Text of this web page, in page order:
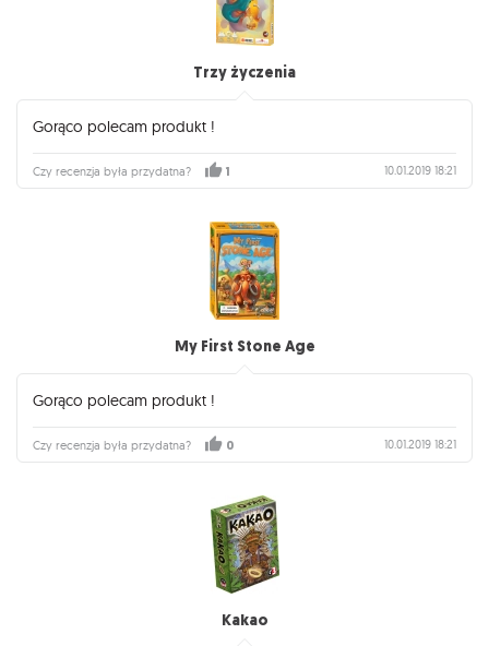
Trzy życzenia
Gorąco polecam produkt !
Czy recenzja była przydatna? 1 10.01.2019 18:21
My First Stone Age
Gorąco polecam produkt !
Czy recenzja była przydatna? 0 10.01.2019 18:21
Kakao